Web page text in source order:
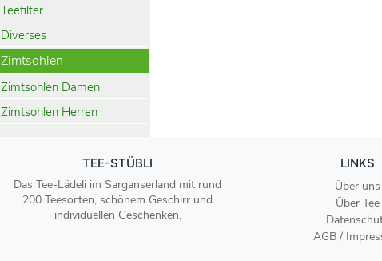
Teefilter
Diverses
Zimtsohlen
Zimtsohlen Damen
Zimtsohlen Herren
TEE-STÜBLI
Das Tee-Lädeli im Sarganserland mit rund
200 Teesorten, schönem Geschirr und
individuellen Geschenken.
LINKS
Über uns
Über Tee
AGB /